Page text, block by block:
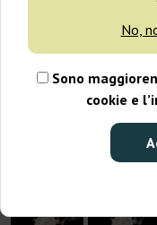
No,
Sono
cookie e